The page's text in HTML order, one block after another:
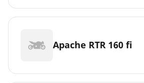
Apache RTR 160 fi